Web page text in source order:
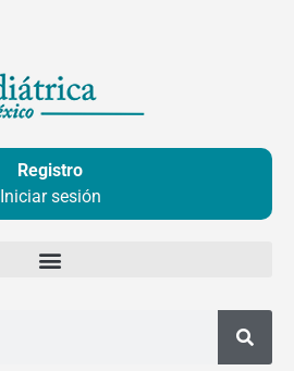
Registro
Iniciar sesión